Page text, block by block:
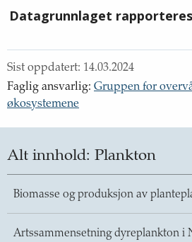
Datagrunnlaget
Sist oppdatert: 14.03.2024
Faglig ansvarlig: Gruppen for
økosystemene
Alt innhold: Plankton
Biomasse og produksjon av
Artssammensetning dyreplankton i